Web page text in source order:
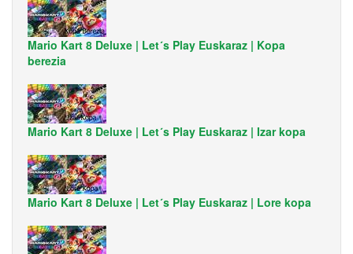
Mario Kart 8 Deluxe | Let´s Play Euskaraz | Kopa
berezia
Mario Kart 8 Deluxe | Let´s Play Euskaraz | Izar kopa
Mario Kart 8 Deluxe | Let´s Play Euskaraz | Lore kopa